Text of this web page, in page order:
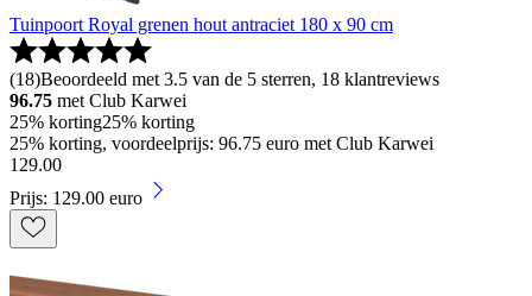
Tuinpoort Royal grenen hout antraciet 180 x 90 cm
(18)Beoordeeld met 3.5 van de 5 sterren, 18 klantreviews
96.75 met Club Karwei
25% korting25% korting
25% korting, voordeelprijs: 96.75 euro met Club Karwei
129.00
Prijs: 129.00 euro